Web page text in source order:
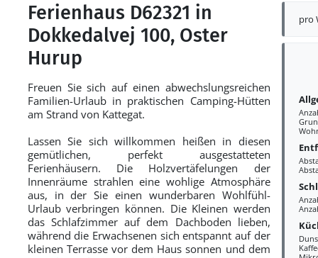
pro
Ferienhaus D62321 in
Dokkedalvej 100, Oster
Hurup
Freuen Sie sich auf einen abwechslungsreichen
Familien-Urlaub in praktischen Camping-Hütten
am Strand von Kattegat.
Lassen Sie sich willkommen heißen in diesen
gemütlichen, perfekt ausgestatteten
Ferienhäusern. Die Holzvertäfelungen der
Innenräume strahlen eine wohlige Atmosphäre
aus, in der Sie einen wunderbaren Wohlfühl-
Urlaub verbringen können. Die Kleinen werden
das Schlafzimmer auf dem Dachboden lieben,
während die Erwachsenen sich entspannt auf der
kleinen Terrasse vor dem Haus sonnen und dem